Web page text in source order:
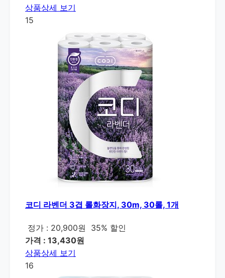
상품상세 보기
15
코디 라벤더 3겹 롤화장지, 30m, 30롤, 1개
정가 : 20,900원
35% 할인
가격 : 13,430원
상품상세 보기
16